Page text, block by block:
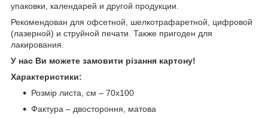
упаковки, календарей и другой продукции.
Рекомендован для офсетной, шелкотрафаретной, цифровой
(лазерной) и струйной печати. Также пригоден для
лакирования.
У нас Ви можете замовити різання картону!
Характеристики:
Розмір листа, см – 70х100
Фактура – двостороння, матова